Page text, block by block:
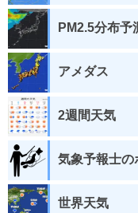
PM2.5分布予
アメダス
2週間天気
気象予報士の
世界天気